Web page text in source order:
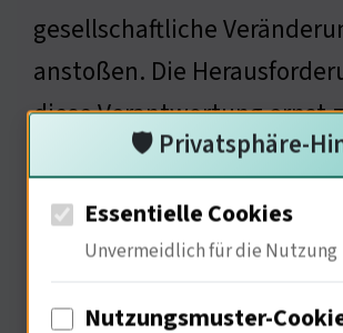
gesellschaftliche
anstoßen. Die
diese Verantwortung ernst
Ich frage mich, wie können
soziale Gerechtigkeit in ihrer
Berichterstattung fördern?
🛡️ Privatsphäre-
Essentielle Cookies
Unvermeidlich für die Nutzung
Nutzungsmuster-